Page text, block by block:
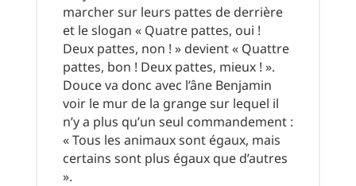
marcher sur leurs pattes de derrière
et le slogan « Quatre pattes, oui !
Deux pattes, non ! » devient « Quattre
pattes, bon ! Deux pattes, mieux ! ».
Douce va donc avec l’âne Benjamin
voir le mur de la grange sur lequel il
n’y a plus qu’un seul commandement :
« Tous les animaux sont égaux, mais
certains sont plus égaux que d’autres
».